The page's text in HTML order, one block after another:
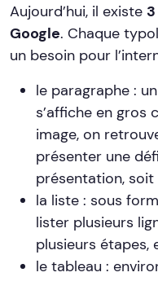
Aujourd’hui, il existe
Google. Chaque
un besoin pour
le paragraphe :
s’affiche en gros
image, on
présenter une
présentation,
la liste : sous
lister plusieurs
plusieurs étapes,
le tableau :